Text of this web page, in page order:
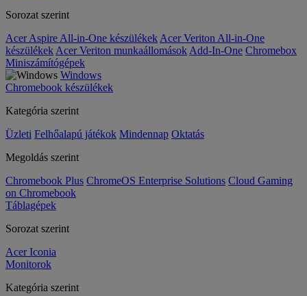
Sorozat szerint
Acer Aspire All-in-One készülékek Acer Veriton All-in-One
készülékek Acer Veriton munkaállomások Add-In-One Chromebox
Miniszámítógépek
Windows
Chromebook készülékek
Kategória szerint
Üzleti Felhőalapú játékok Mindennap Oktatás
Megoldás szerint
Chromebook Plus ChromeOS Enterprise Solutions Cloud Gaming
on Chromebook
Táblagépek
Sorozat szerint
Acer Iconia
Monitorok
Kategória szerint